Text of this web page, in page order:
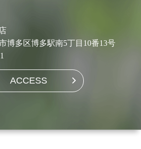
博多区博多駅南5丁目10番13号
ACCESS